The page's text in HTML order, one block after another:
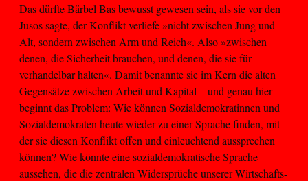
Das dürfte Bärbel Bas bewusst gewesen sein, als sie vor den
Jusos sagte, der Konflikt verliefe »nicht zwischen Jung und
Alt, sondern zwischen Arm und Reich«. Also »zwischen
denen, die Sicherheit brauchen, und denen, die sie für
verhandelbar halten«. Damit benannte sie im Kern die alten
Gegensätze zwischen Arbeit und Kapital – und genau hier
beginnt das Problem: Wie können Sozialdemokratinnen und
Sozialdemokraten heute wieder zu einer Sprache finden, mit
der sie diesen Konflikt offen und einleuchtend aussprechen
können? Wie könnte eine sozialdemokratische Sprache
aussehen, die die zentralen Widersprüche unserer Wirtschafts-